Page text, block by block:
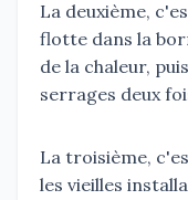
La deuxième,
flotte dans la
de la chaleur,
serrages deux
La troisième,
les vieilles